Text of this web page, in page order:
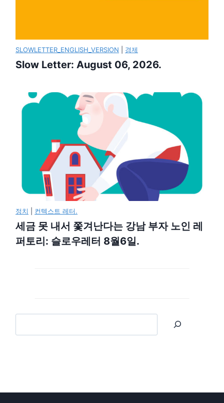
SLOWLETTER_ENGLISH_VERSION 경제
Slow Letter: August 06, 2026.
정치 컨텍스트 레터.
세금 못 내서 쫓겨난다는 강남 부자 노인 레
퍼토리: 슬로우레터 8월6일.